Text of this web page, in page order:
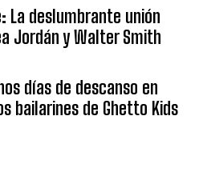
La deslumbrante unión
Jordán y Walter Smith
días de descanso en
bailarines de Ghetto Kids